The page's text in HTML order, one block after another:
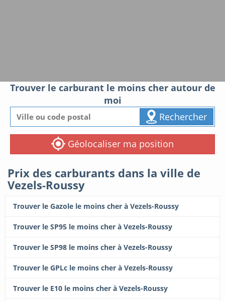
Trouver le carburant le moins cher autour de
moi
Rechercher
Géolocaliser ma position
Prix des carburants dans la ville de
Vezels-Roussy
Trouver le Gazole le moins cher à Vezels-Roussy
Trouver le SP95 le moins cher à Vezels-Roussy
Trouver le SP98 le moins cher à Vezels-Roussy
Trouver le GPLc le moins cher à Vezels-Roussy
Trouver le E10 le moins cher à Vezels-Roussy